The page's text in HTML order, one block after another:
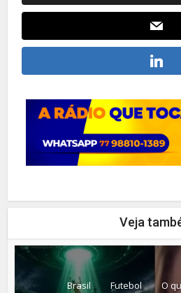
Veja
Brasil Futebol
O